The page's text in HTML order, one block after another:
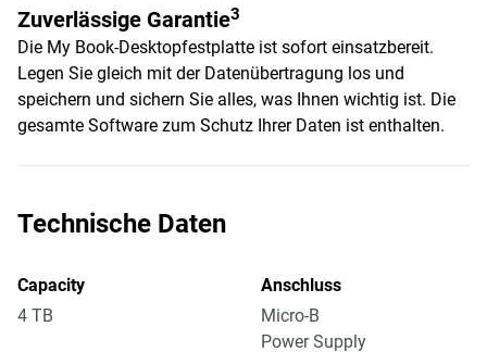
Zuverlässige Garantie3
Die My Book-Desktopfestplatte ist sofort einsatzbereit.
Legen Sie gleich mit der Datenübertragung los und
speichern und sichern Sie alles, was Ihnen wichtig ist. Die
gesamte Software zum Schutz Ihrer Daten ist enthalten.
Technische Daten
Capacity
4 TB
Anschluss
Micro-B
Power Supply